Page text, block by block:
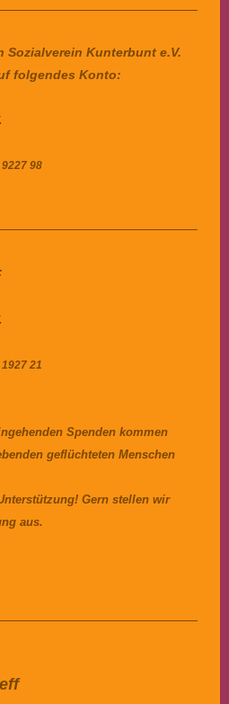
Sozialverein Kunterbunt e.V.
folgendes Konto:
98
21
Spenden kommen
geflüchteten Menschen
Gern stellen wir
aus.